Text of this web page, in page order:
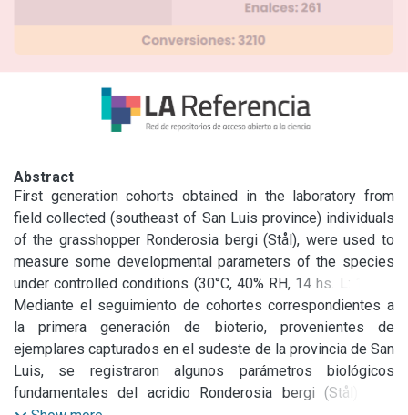
Abstract
First generation cohorts obtained in the laboratory from
field collected (southeast of San Luis province) individuals
of the grasshopper Ronderosia bergi (Stål), were used to
measure some developmental parameters of the species
under controlled conditions (30°C, 40% RH, 14 hs. L: 10 hs.
D).
The total duration of the postembryonic development was
213 days, of which thirty were devoted to the five instars of
nymphal development. The mean number of eggs per
eggpod was 16.8, and sexual maturity was reached 4-5
Mediante el seguimiento de cohortes correspondientes a
la primera generación de bioterio, provenientes de
ejemplares capturados en el sudeste de la provincia de San
Luis, se registraron algunos parámetros biológicos
fundamentales del acridio Ronderosia bergi (Stål) bajo